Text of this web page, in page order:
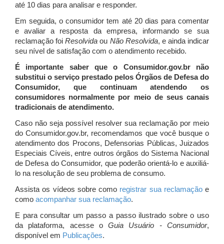
até 10 dias para analisar e responder.
Em seguida, o consumidor tem até 20 dias para comentar
e avaliar a resposta da empresa, informando se sua
reclamação foiResolvida ou Não Resolvida, e ainda indicar
seu nível de satisfação com o atendimento recebido.
É importante saber que o Consumidor.gov.br não
substitui o serviço prestado pelos Órgãos de Defesa do
Consumidor, que continuam atendendo os
consumidores normalmente por meio de seus canais
tradicionais de atendimento.
Caso não seja possível resolver sua reclamação por meio
do Consumidor.gov.br, recomendamos que você busque o
atendimento dos Procons, Defensorias Públicas, Juizados
Especiais Cíveis, entre outros órgãos do Sistema Nacional
de Defesa do Consumidor, que poderão orientá-lo e auxiliá-
lo na resolução de seu problema de consumo.
Assista os vídeos sobre como registrar sua reclamaçãoe
como acompanhar sua reclamação.
E para consultar um passo a passo ilustrado sobre o uso
da plataforma, acesse oGuia Usuário - Consumidor,
disponível em Publicações.